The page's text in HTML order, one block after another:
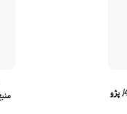
لوله هواکش پژو 405/ پژو